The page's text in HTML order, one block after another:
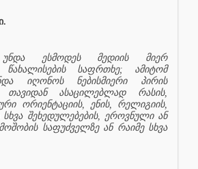
უნდა ესმოდეს მედიის მიერ
წახალისების საფრთხე; ამიტომ
იღონოს ნებისმიერი პირის
თავიდან ასაცილებლად რასის,
ორიენტაციის, ენის, რელიგიის,
შეხედულებების, ეროვნული ან
საფუძველზე ან რაიმე სხვა